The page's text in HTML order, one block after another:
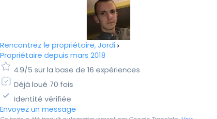
Rencontrez le propriétaire, Jordi
Propriétaire depuis mars 2018
4.9/5 sur la base de 16 expériences
Déjà loué 70 fois
Identité vérifiée
Envoyez un message